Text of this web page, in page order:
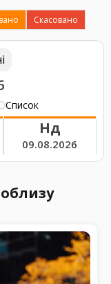
Скасовано
Список
Нд
09.08.2026